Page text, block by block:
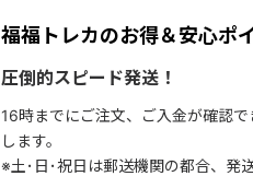
福福トレカのお得＆安心ポ
圧倒的スピード発送！
16時までにご注文、ご入金が確認
します。
※土･日･祝日は郵送機関の都合、発